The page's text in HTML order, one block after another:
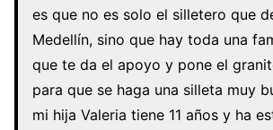
es que no es solo el silletero que
Medellín, sino que hay toda una
que te da el apoyo y pone el
para que se haga una silleta muy
mi hija Valeria tiene 11 años y ha